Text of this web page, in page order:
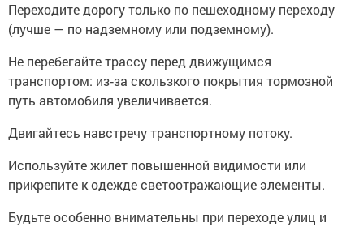
Переходите дорогу только по пешеходному переходу
(лучше — по надземному или подземному).
Не перебегайте трассу перед движущимся
транспортом: из‑за скользкого покрытия тормозной
путь автомобиля увеличивается.
Двигайтесь навстречу транспортному потоку.
Используйте жилет повышенной видимости или
прикрепите к одежде светоотражающие элементы.
Будьте особенно внимательны при переходе улиц и